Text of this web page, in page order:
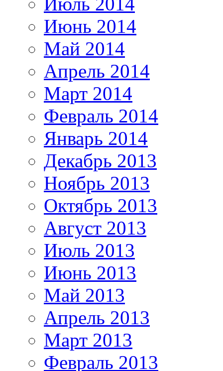
Июнь 2014
Май 2014
Апрель 2014
Март 2014
Февраль 2014
Январь 2014
Декабрь 2013
Ноябрь 2013
Октябрь 2013
Август 2013
Июль 2013
Июнь 2013
Май 2013
Апрель 2013
Март 2013
Февраль 2013